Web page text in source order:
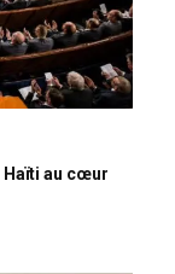
Haïti au cœur